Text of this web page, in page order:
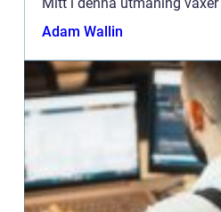
smarta...
Adam Wallin